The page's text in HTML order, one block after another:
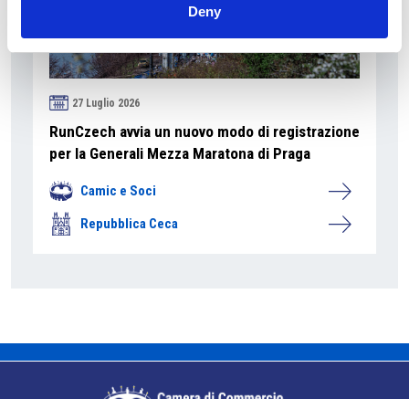
Deny
27 Luglio 2026
RunCzech avvia un nuovo modo di registrazione
per la Generali Mezza Maratona di Praga
Camic e Soci
Repubblica Ceca